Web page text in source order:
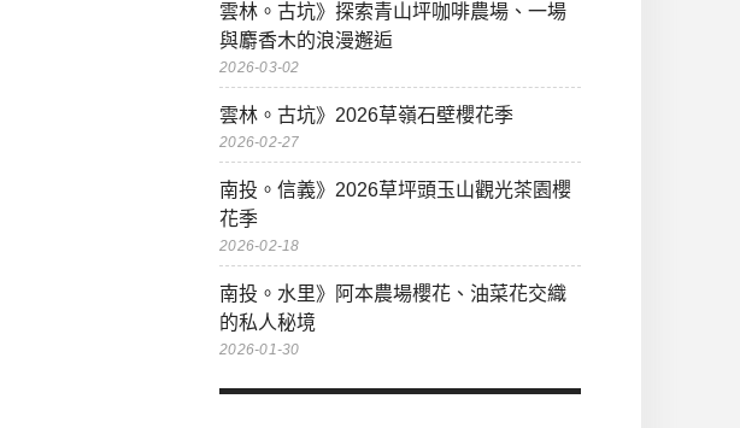
雲林。古坑》探索青山坪咖啡農場、一場
與麝香木的浪漫邂逅
2026-03-02
雲林。古坑》2026草嶺石壁櫻花季
2026-02-27
南投。信義》2026草坪頭玉山觀光茶園櫻
花季
2026-02-18
南投。水里》阿本農場櫻花、油菜花交織
的私人秘境
2026-01-30